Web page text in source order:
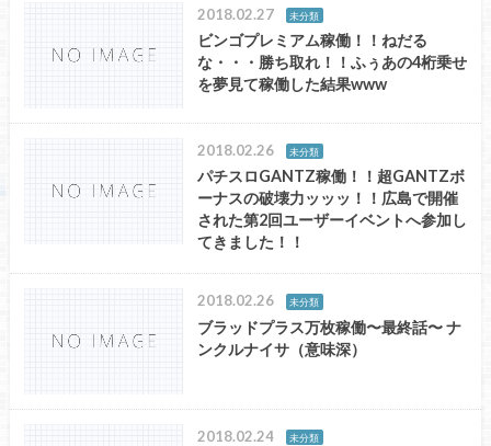
2018.02.27 未分類
ビンゴプレミアム稼働！！ねだる
な・・・勝ち取れ！！ふぅあの4桁乗せ
を夢見て稼働した結果www
2018.02.26 未分類
パチスロGANTZ稼働！！超GANTZボ
ーナスの破壊力ッッッ！！広島で開催
された第2回ユーザーイベントへ参加し
てきました！！
2018.02.26 未分類
ブラッドプラス万枚稼働〜最終話〜 ナ
ンクルナイサ（意味深）
2018.02.24 未分類